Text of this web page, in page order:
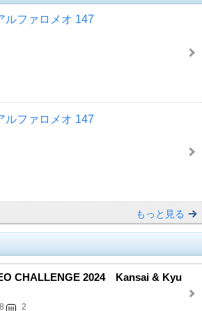
ルファロメオ 147
ルファロメオ 147
もっと見る
CHALLENGE 2024 Kansai & Kyu
2